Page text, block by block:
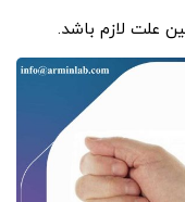
علت لازم باشد.